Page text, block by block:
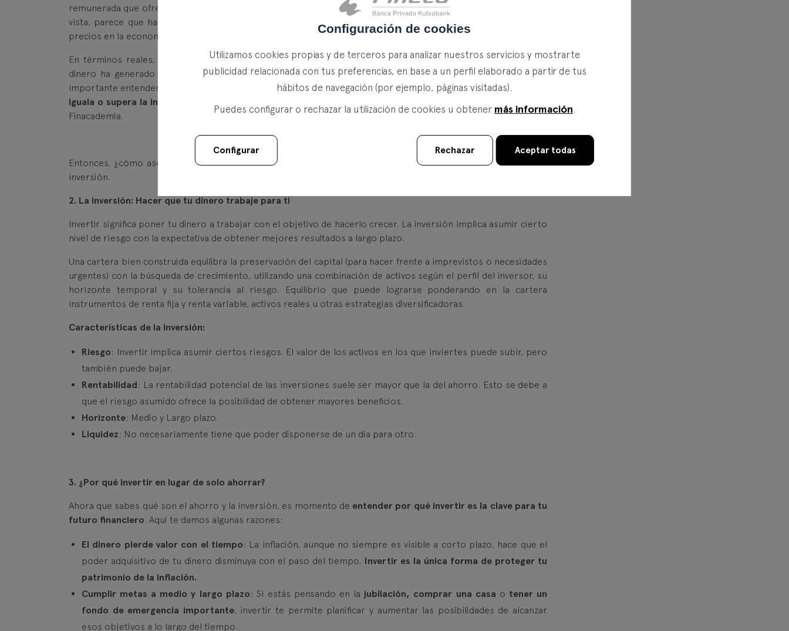
remunerada que ofrece una rentabilidad del 0,5% anual. Al finalizar el año, tu saldo será de 1.005 euros. A simple
vista, parece que has ganado dinero. Sin embargo, si durante ese mismo año la inflación ha sido del 2%, los
precios en la economía habrán subido, y lo que antes costaba 1.000 euros ahora cuesta 1.020.
En términos reales, a pesar de que tu cuenta ha crecido nominalmente,has perdido poder adquisitivo . Tu
dinero ha generado rendimiento, sí,pero no el suficiente como para compensar la subida de precios . Es
importante entender que
aunque un vehículo de ahorro esté remunerado, si el tipo de interés que ofrece no
iguala o supera la inflación, estás perdiendo valor real
Finacademia.
Entonces, ¿cómo asegurarnos de que nuestro dinero no pierda valor con el tiempo? La respuesta está en la
inversión.
2. La inversión: Hacer que tu dinero trabaje para ti
Invertir significa poner tu dinero a trabajar con el objetivo de hacerlo crecer. La inversión implica asumir cierto
nivel de riesgo con la expectativa de obtener mejores resultados a largo plazo.
Una cartera bien construida equilibra la preservación del capital (para hacer frente a imprevistos o necesidades
urgentes) con la búsqueda de crecimiento, utilizando una combinación de activos según el perfil del inversor, su
horizonte temporal y su tolerancia al riesgo. Equilibrio que puede lograrse ponderando en la cartera
instrumentos de renta fija y renta variable, activos reales u otras estrategias diversificadoras.
Características de la inversión:
Riesgo: Invertir implica asumir ciertos riesgos. El valor de los activos en los que inviertes puede subir, pero
también puede bajar.
Rentabilidad: La rentabilidad potencial de las inversiones suele ser mayor que la del ahorro. Esto se debe a
que el riesgo asumido ofrece la posibilidad de obtener mayores beneficios.
Horizonte: Medio y Largo plazo.
Liquidez: No necesariamente tiene que poder disponerse de un día para otro.
3. ¿Por qué invertir en lugar de solo ahorrar?
Ahora que sabes qué son el ahorro y la inversión, es momento de entender por qué invertir es la clave para tu
futuro financiero. Aquí te damos algunas razones:
El dinero pierde valor con el tiempo: La inflación, aunque no siempre es visible a corto plazo, hace que el
poder adquisitivo de tu dinero disminuya con el paso del tiempo. Invertir es la única forma de proteger tu
patrimonio de la inflación.
Cumplir metas a medio y largo plazo: Si estás pensando en la jubilación, comprar una casa o tener un
fondo de emergencia importante, invertir te permite planificar y aumentar las posibilidades de alcanzar
esos objetivos a lo largo del tiempo.
Configuración de cookies
Utilizamos cookies propias y de terceros para analizar nuestros servicios y mostrarte
publicidad relacionada con tus preferencias, en base a un perfil elaborado a partir de tus
hábitos de navegación (por ejemplo, páginas visitadas).
Puedes configurar o rechazar la utilización de cookies u obtener más información.
Configurar Rechazar Aceptar todas